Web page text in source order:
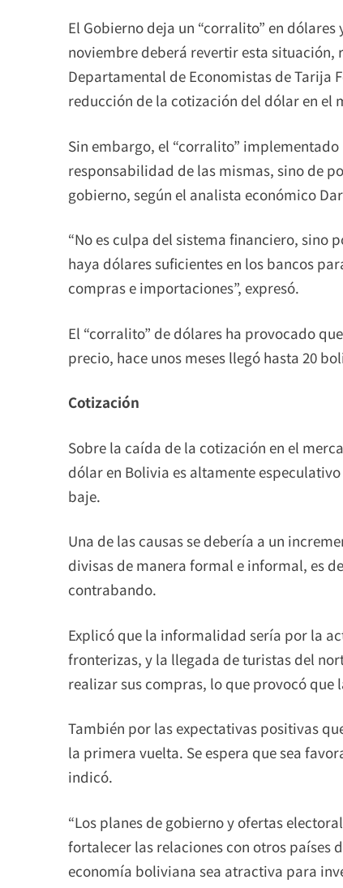
El Gobierno deja un “corralito” en
noviembre deberá revertir esta situación,
Departamental de Economistas de Tarija
reducción de la cotización del dólar en el
Sin embargo, el “corralito”
responsabilidad de las mismas, sino de
gobierno, según el analista económico
“No es culpa del sistema financiero, sino
haya dólares suficientes en los bancos
compras e importaciones”, expresó.
El “corralito” de dólares ha provocado
precio, hace unos meses llegó hasta 20
Cotización
Sobre la caída de la cotización en el
dólar en Bolivia es altamente
baje.
Una de las causas se debería a un
divisas de manera formal e informal, es
contrabando.
Explicó que la informalidad sería por la
fronterizas, y la llegada de turistas del
realizar sus compras, lo que provocó
También por las expectativas positivas
la primera vuelta. Se espera que sea
indicó.
“Los planes de gobierno y ofertas
fortalecer las relaciones con otros países
economía boliviana sea atractiva para